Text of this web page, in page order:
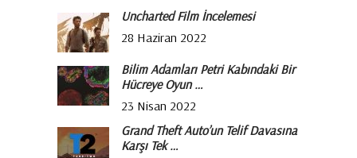
Uncharted Film İncelemesi
28 Haziran 2022
Bilim Adamları Petri Kabındaki Bir
Hücreye Oyun …
23 Nisan 2022
Grand Theft Auto’un Telif Davasına
Karşı Tek …